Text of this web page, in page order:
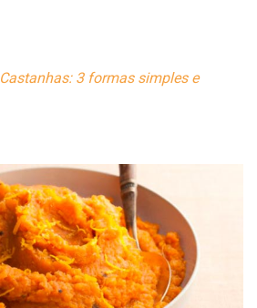
3 formas simples e